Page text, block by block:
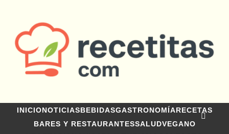
contenido
INICIONOTICIASBEBIDASGASTRONOMÍARECETAS
BARES Y RESTAURANTESSALUDVEGANO